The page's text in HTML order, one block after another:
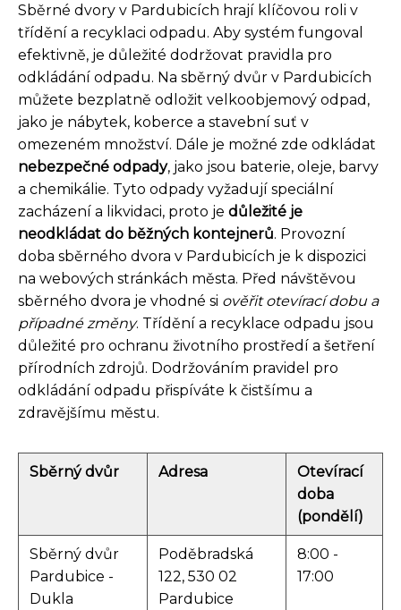
Sběrné dvory v Pardubicích hrají klíčovou roli v
třídění a recyklaci odpadu. Aby systém fungoval
efektivně, je důležité dodržovat pravidla pro
odkládání odpadu. Na sběrný dvůr v Pardubicích
můžete bezplatně odložit velkoobjemový odpad,
jako je nábytek, koberce a stavební suť v
omezeném množství. Dále je možné zde odkládat
nebezpečné odpady, jako jsou baterie, oleje, barvy
a chemikálie. Tyto odpady vyžadují speciální
zacházení a likvidaci, proto je důležité je
neodkládat do běžných kontejnerů. Provozní
doba sběrného dvora v Pardubicích je k dispozici
na webových stránkách města. Před návštěvou
sběrného dvora je vhodné si ověřit otevírací dobu a
případné změny. Třídění a recyklace odpadu jsou
důležité pro ochranu životního prostředí a šetření
přírodních zdrojů. Dodržováním pravidel pro
odkládání odpadu přispíváte k čistšímu a
zdravějšímu městu.
Sběrný dvůr Adresa
Otevírací
doba
(pondělí)
Sběrný dvůr
Pardubice -
Dukla
Poděbradská
122, 530 02
Pardubice
8:00 -
17:00